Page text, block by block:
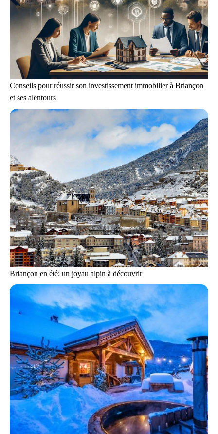
Conseils pour réussir son investissement immobilier à Briançon
et ses alentours
Briançon en été: un joyau alpin à découvrir